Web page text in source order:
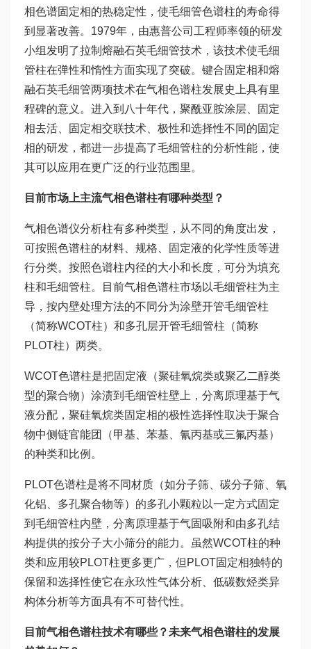
相色谱固定相的热稳定性，使毛细管色谱柱的寿命得
到显著改善。1979年，由惠普公司工程师率领的研发
小组发明了拉制熔融石英毛细管技术，该技术使毛细
管柱在弹性和惰性方面实现了突破。键合固定相和熔
融石英毛细管两项技术在气相色谱柱发展史上具有里
程碑的意义。进入到八十年代，聚酰亚胺涂层、固定
相去活、固定相交联技术、极性和选择性不同的固定
相的研发，都进一步提高了毛细管柱的分析性能，使
其可以应用在更广泛的行业范围里。
目前市场上主流气相色谱柱有哪种类型？
气相色谱仪分析柱有多种类型，从不同的角度出发，
可按照色谱柱的材料、规格、固定液的化学性质等进
行分类。按照色谱柱内径的大小和长度，可分为填充
柱和毛细管柱。目前气相色谱柱市场以毛细管柱为主
导，按内壁处理方法的不同分为涂壁开管毛细管柱
（简称WCOT柱）和多孔层开管毛细管柱（简称
PLOT柱）两类。
WCOT色谱柱是把固定液（聚硅氧烷类或聚乙二醇类
型的聚合物）涂渍到毛细管柱壁上，分离原理基于气
液分配，聚硅氧烷类固定相的极性选择性取决于聚合
物中侧链官能团（甲基、苯基、氰丙基或三氟丙基）
的种类和比例。
PLOT色谱柱是将不同材质（如分子筛、碳分子筛、氧
化铝、多孔聚合物等）的多孔小颗粒以一定方式固定
到毛细管柱内壁，分离原理基于气固吸附和由多孔结
构提供的按分子大小筛分的能力。虽然WCOT柱的种
类和应用较PLOT柱更多更广，但PLOT固定相独特的
保留和选择性使它在永玖性气体分析、低碳数烃类异
构体分析等方面具有不可替代性。
目前气相色谱柱技术有哪些？未来气相色谱柱的发展